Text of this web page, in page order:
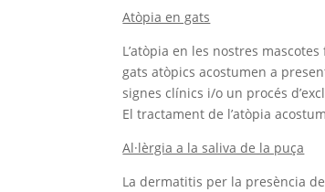
Atòpia en gats
L’atòpia en les nostres
gats atòpics acostumen a
signes clínics i/o un procés
El tractament de l’atòpia
Al·lèrgia a la saliva de la puça
La dermatitis per la presència